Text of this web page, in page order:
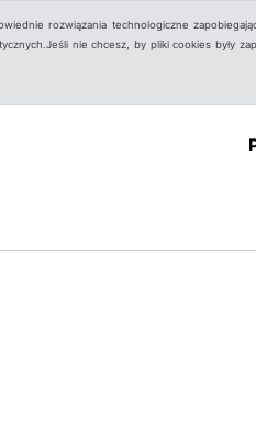
rozwiązania technologiczne
nie chcesz, by pliki cookies były